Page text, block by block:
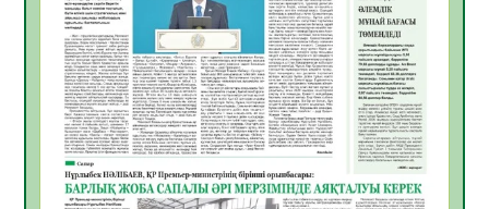
06.08.2026
53
АПВ вакцинасы туралы мәлімет
06.08.2026
52
Open Air: Қызылорда облысы полиция
департаменті 20 мыңнан астам
көрерменнің қауіпсіздігін қамтамасыз етті
06.08.2026
64